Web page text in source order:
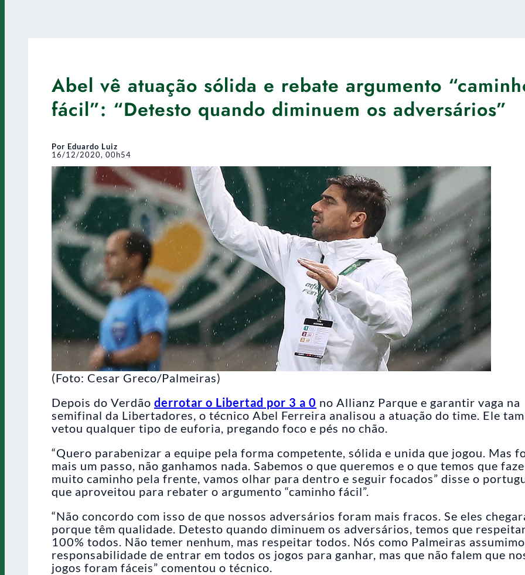
Abel vê atuação sólida e rebate argumento
fácil”: “Detesto quando diminuem os adversários”
Por Eduardo Luiz
16/12/2020, 00h54
(Foto: Cesar Greco/Palmeiras)
Depois do Verdão derrotar o Libertad por 3 a 0 no Allianz Parque e garantir vaga na
semifinal da Libertadores, o técnico Abel Ferreira analisou a atuação do time. Ele
vetou qualquer tipo de euforia, pregando foco e pés no chão.
“Quero parabenizar a equipe pela forma competente, sólida e unida que jogou. Mas
mais um passo, não ganhamos nada. Sabemos o que queremos e o que temos que
muito caminho pela frente, vamos olhar para dentro e seguir focados” disse o
que aproveitou para rebater o argumento “caminho fácil”.
“Não concordo com isso de que nossos adversários foram mais fracos. Se eles
porque têm qualidade. Detesto quando diminuem os adversários, temos que
100% todos. Não temer nenhum, mas respeitar todos. Nós como Palmeiras
responsabilidade de entrar em todos os jogos para ganhar, mas que não falem que
jogos foram fáceis” comentou o técnico.